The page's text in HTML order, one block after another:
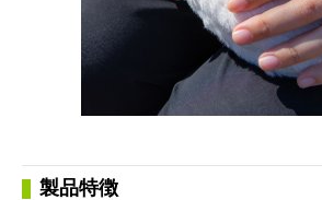
製品特徴